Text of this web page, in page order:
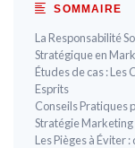
SOMMAIRE
La Responsabilité
Stratégique en
Études de cas :
Esprits
Conseils Pratiques
Stratégie Marketing
Les Pièges à Éviter